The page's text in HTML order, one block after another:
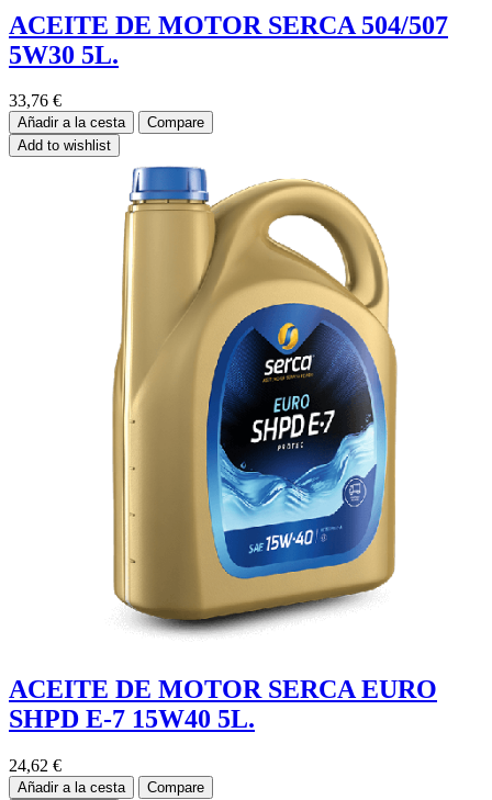
ACEITE DE MOTOR SERCA 504/507
5W30 5L.
33,76 €
Añadir a la cesta
Compare
Add to wishlist
ACEITE DE MOTOR SERCA EURO
SHPD E-7 15W40 5L.
24,62 €
Añadir a la cesta
Compare